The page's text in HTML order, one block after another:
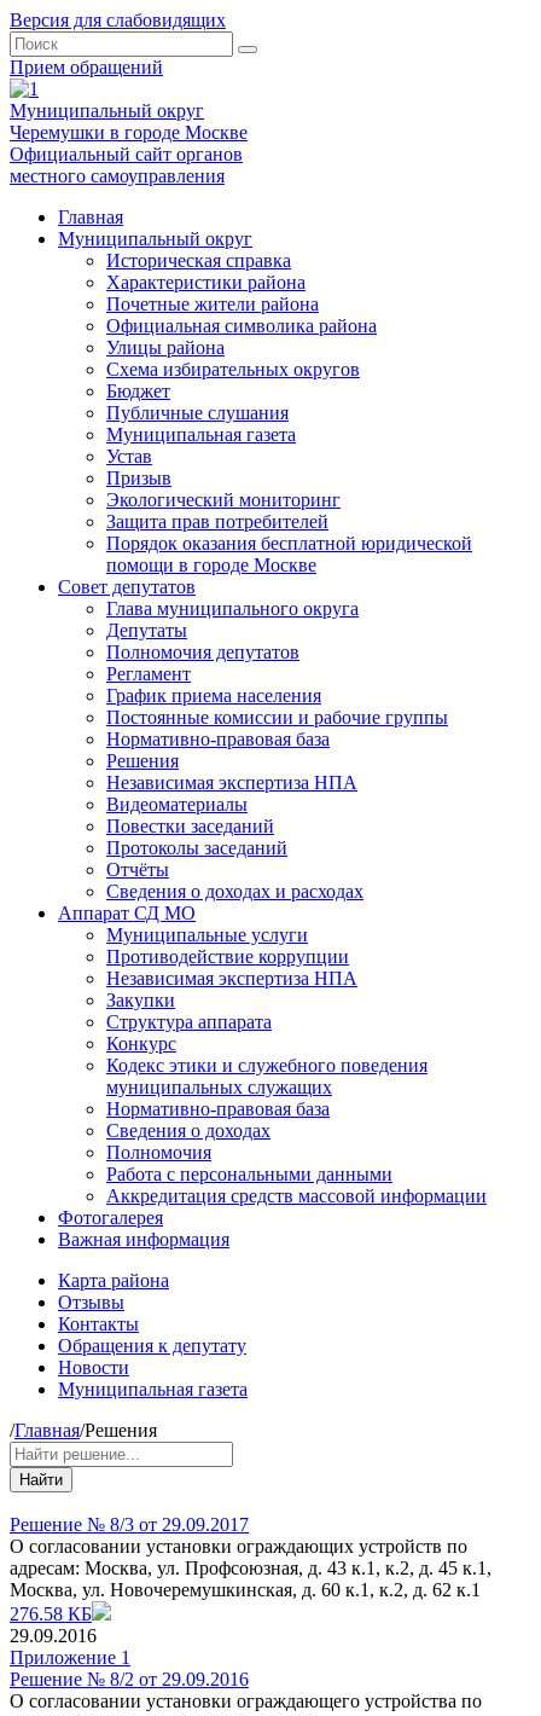
Версия для слабовидящих
Прием обращений
Муниципальный округ
Черемушки в городе Москве
Официальный сайт органов
местного самоуправления
Главная
Муниципальный округ
Историческая справка
Характеристики района
Почетные жители района
Официальная символика района
Улицы района
Схема избирательных округов
Бюджет
Публичные слушания
Муниципальная газета
Устав
Призыв
Экологический мониторинг
Защита прав потребителей
Порядок оказания бесплатной юридической
помощи в городе Москве
Совет депутатов
Глава муниципального округа
Депутаты
Полномочия депутатов
Регламент
График приема населения
Постоянные комиссии и рабочие группы
Нормативно-правовая база
Решения
Независимая экспертиза НПА
Видеоматериалы
Повестки заседаний
Протоколы заседаний
Отчёты
Сведения о доходах и расходах
Аппарат СД МО
Муниципальные услуги
Противодействие коррупции
Независимая экспертиза НПА
Закупки
Структура аппарата
Конкурс
Кодекс этики и служебного поведения
муниципальных служащих
Нормативно-правовая база
Сведения о доходах
Полномочия
Работа с персональными данными
Аккредитация средств массовой информации
Фотогалерея
Важная информация
Карта района
Отзывы
Контакты
Обращения к депутату
Новости
Муниципальная газета
/Главная/Решения
Найти
Решение № 8/3 от 29.09.2017
О согласовании установки ограждающих устройств по
адресам: Москва, ул. Профсоюзная, д. 43 к.1, к.2, д. 45 к.1,
Москва, ул. Новочеремушкинская, д. 60 к.1, к.2, д. 62 к.1
276.58 КБ
29.09.2016
Приложение 1
Решение № 8/2 от 29.09.2016
О согласовании установки ограждающего устройства по